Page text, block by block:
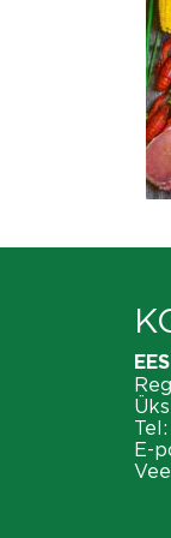
Tel:
E-